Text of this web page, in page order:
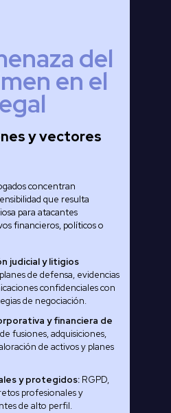
del
en el
y vectores
concentran
que resulta
para atacantes
financieros, políticos o
judicial y litigios
planes de defensa, evidencias
confidenciales con
de negociación.
y financiera de
fusiones, adquisiciones,
de activos y planes
y protegidos: RGPD,
profesionales y
de alto perfil.